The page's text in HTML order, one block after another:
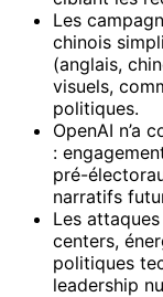
Les
chinois
(anglais,
visuels,
politiques.
OpenAI n’a
:
pré-
narratifs
Les
centers,
politiques
leadership